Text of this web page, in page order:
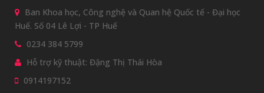
Ban Khoa học, Công nghệ và Quan hệ Quốc tế - Đại học
Huế. Số 04 Lê Lợi - TP Huế
0234 384 5799
Hỗ trợ kỹ thuật: Đặng Thị Thái Hòa
0914197152